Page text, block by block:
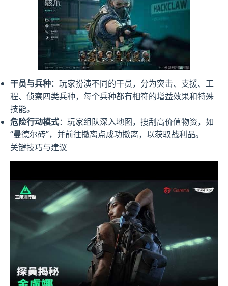
干员与兵种：玩家扮演不同的干员，分为突击、支援、工
程、侦察四类兵种，每个兵种都有相符的增益效果和特殊
技能。
危险行动模式：玩家组队深入地图，搜刮高价值物资，如
“曼德尔砖”，并前往撤离点成功撤离，以获取战利品。
关键技巧与建议